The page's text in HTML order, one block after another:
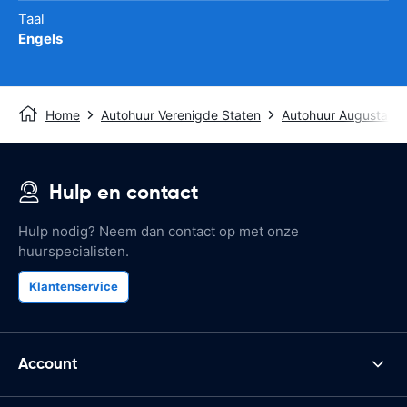
Taal
Engels
Home Autohuur Verenigde Staten Autohuur Augusta
Hulp en contact
Hulp nodig? Neem dan contact op met onze
huurspecialisten.
Klantenservice
Account